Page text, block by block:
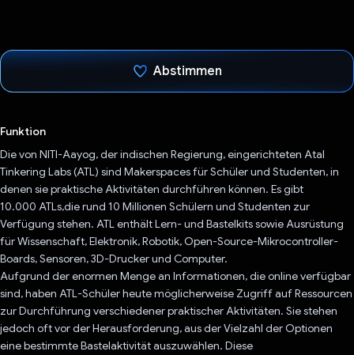
Abstimmen
Funktion
Die von NITI-Aayog, der indischen Regierung, eingerichteten Atal
Tinkering Labs (ATL) sind Makerspaces für Schüler und Studenten, in
denen sie praktische Aktivitäten durchführen können. Es gibt
10.000 ATLs,die rund 10 Millionen Schülern und Studenten zur
Verfügung stehen. ATL enthält Lern- und Bastelkits sowie Ausrüstung
für Wissenschaft, Elektronik, Robotik, Open-Source-Mikrocontroller-
Boards, Sensoren, 3D-Drucker und Computer.
Aufgrund der enormen Menge an Informationen, die online verfügbar
sind, haben ATL-Schüler heute möglicherweise Zugriff auf Ressourcen
zur Durchführung verschiedener praktischer Aktivitäten. Sie stehen
jedoch oft vor der Herausforderung, aus der Vielzahl der Optionen
eine bestimmte Bastelaktivität auszuwählen. Diese